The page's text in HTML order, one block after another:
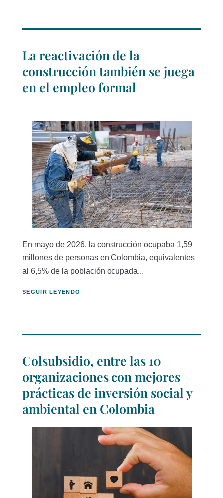
La reactivación de la
construcción también se juega
en el empleo formal
En mayo de 2026, la construcción ocupaba 1,59
millones de personas en Colombia, equivalentes
al 6,5% de la población ocupada...
SEGUIR LEYENDO
Colsubsidio, entre las 10
organizaciones con mejores
prácticas de inversión social y
ambiental en Colombia